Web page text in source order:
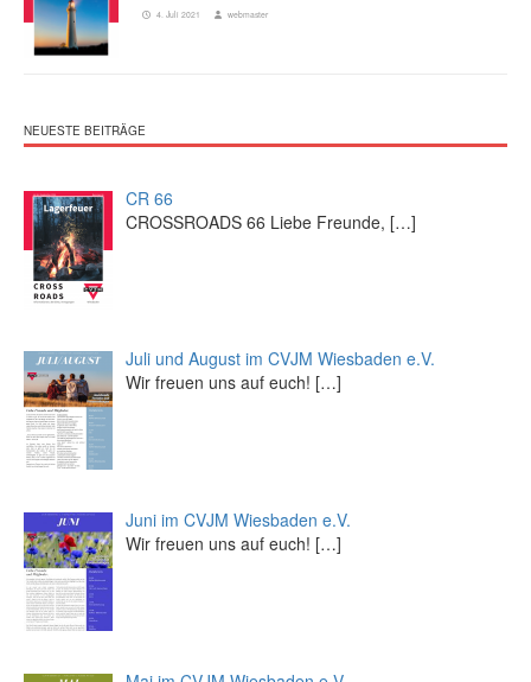
4. Juli 2021 webmaster
NEUESTE BEITRÄGE
CR 66
CROSSROADS 66 Liebe Freunde, […]
Juli und August im CVJM Wiesbaden e.V.
Wir freuen uns auf euch! […]
Juni im CVJM Wiesbaden e.V.
Wir freuen uns auf euch! […]